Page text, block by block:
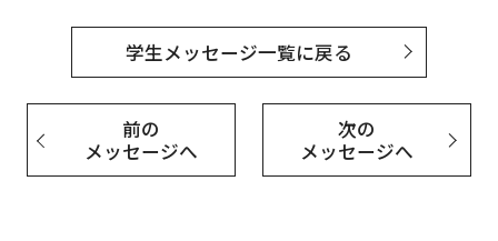
学生メッセージ一覧に戻る
前の
メッセージへ
次の
メッセージへ